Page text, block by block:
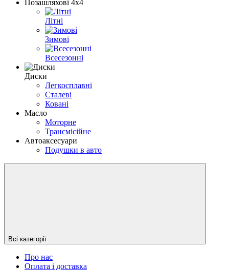
Позашляхові 4х4
Літні
Зимові
Всесезонні
Диски
Легкосплавні
Сталеві
Ковані
Масло
Моторне
Трансмісійне
Автоаксесуари
Подушки в авто
Всі категорії
Про нас
Оплата і доставка